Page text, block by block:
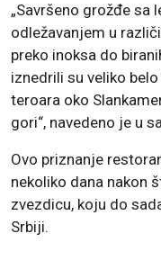
„Savršeno grožđe sa
odležavanjem u
preko inoksa do
iznedrili su veliko
teroara oko
gori“, navedeno je u
Ovo priznanje
nekoliko dana nakon
zvezdicu, koju do
Srbiji.